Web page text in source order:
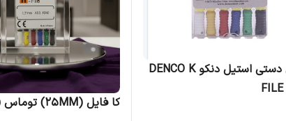
کا فایل دستی استیل دنکو DENCO K
کا فایل (25MM) توماس (اصلی)